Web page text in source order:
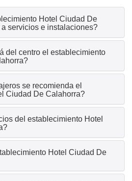
Hotel Ciudad De
servicios e instalaciones?
del centro el establecimiento
se recomienda el
Ciudad De Calahorra?
del establecimiento Hotel
Hotel Ciudad De